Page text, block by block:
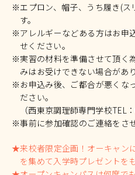
※エプロン、帽子、うち履き(ス
す。
※アレルギーなどある方はお申
せください。
※実習の材料を準備させて頂く
みはお受けできない場合があ
※お申込み後、ご都合が悪くな
ださい。
（西東京調理師専門学校TEL：
※事前に参加確認のご連絡をさ
★来校者限定企画！オーキャン
を集めて入学時プレゼントを